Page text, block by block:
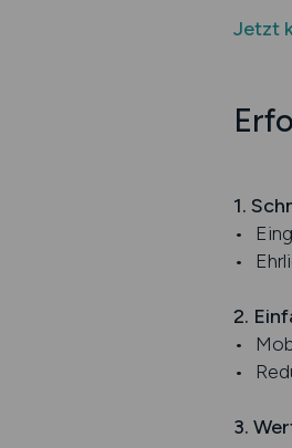
Jetzt
1.
•
•
2.
•
•
3.